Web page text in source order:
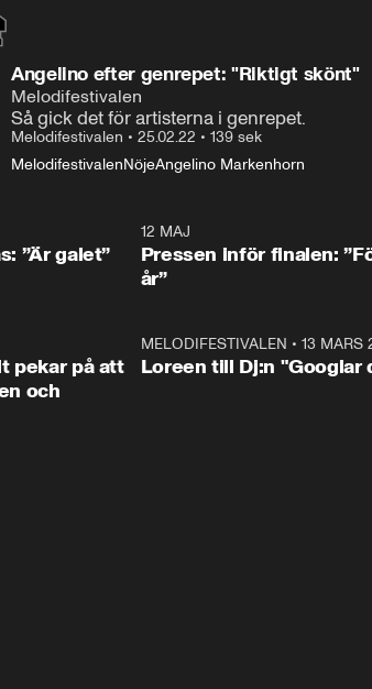
Angelino efter genrepet: "Riktigt skönt"
Melodifestivalen
Så gick det för artisterna i genrepet.
Melodifestivalen • 25.02.22 • 139 sek
MelodifestivalenNöjeAngelino Markenhorn
”Är galet”
12 MAJ
Pressen inför finalen:
år”
pekar på att
och
MELODIFESTIVALEN • 13 MARS
Loreen till Dj:n "Googlar